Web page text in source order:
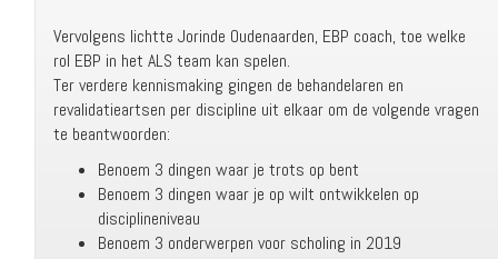
Vervolgens lichtte Jorinde Oudenaarden, EBP coach, toe welke
rol EBP in het ALS team kan spelen.
Ter verdere kennismaking gingen de behandelaren en
revalidatieartsen per discipline uit elkaar om de volgende vragen
te beantwoorden:
Benoem 3 dingen waar je trots op bent
Benoem 3 dingen waar je op wilt ontwikkelen op
disciplineniveau
Benoem 3 onderwerpen voor scholing in 2019